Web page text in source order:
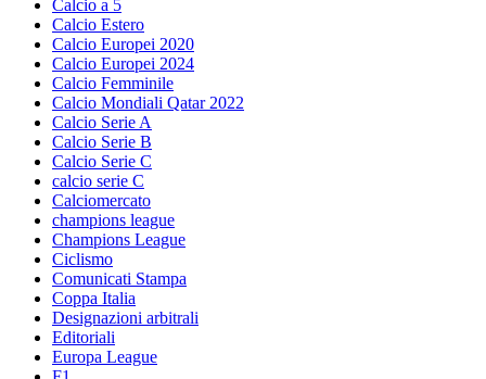
Calcio a 5
Calcio Estero
Calcio Europei 2020
Calcio Europei 2024
Calcio Femminile
Calcio Mondiali Qatar 2022
Calcio Serie A
Calcio Serie B
Calcio Serie C
calcio serie C
Calciomercato
champions league
Champions League
Ciclismo
Comunicati Stampa
Coppa Italia
Designazioni arbitrali
Editoriali
Europa League